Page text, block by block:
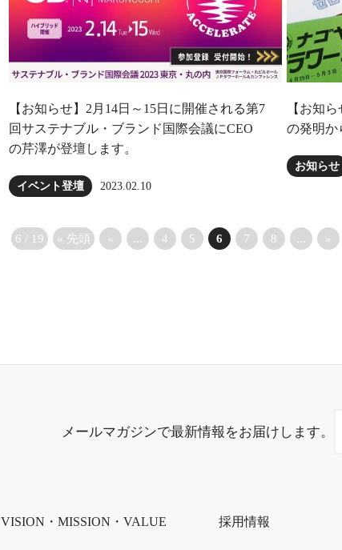
【お知らせ】2月14日～15日に開催される第7
回サステナブル・ブランド国際会議にCEO
の芹澤が登壇します。
イベント登壇 2023.02.10
【お知
の発明か
お知らせ
6 / 19 « 先頭 « ... 4 5 6 7 8 ... »
メールマガジンで最新情報をお届けします。
VISION・MISSION・VALUE 採用情報